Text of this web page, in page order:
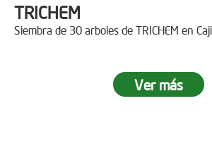
TRICHEM
Siembra de 30 arboles de TRICHEM en
Ver más